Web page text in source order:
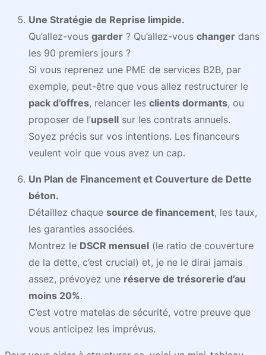
Une Stratégie de Reprise limpide.
Qu’allez-vous garder ? Qu’allez-vous changer dans
les 90 premiers jours ?
Si vous reprenez une PME de services B2B, par
exemple, peut-être que vous allez restructurer le
pack d’offres, relancer les clients dormants, ou
proposer de l’upsell sur les contrats annuels.
Soyez précis sur vos intentions. Les financeurs
veulent voir que vous avez un cap.
Un Plan de Financement et Couverture de Dette
béton.
Détaillez chaque source de financement, les taux,
les garanties associées.
Montrez le DSCR mensuel (le ratio de couverture
de la dette, c’est crucial) et, je ne le dirai jamais
assez, prévoyez une réserve de trésorerie d’au
moins 20%.
C’est votre matelas de sécurité, votre preuve que
vous anticipez les imprévus.